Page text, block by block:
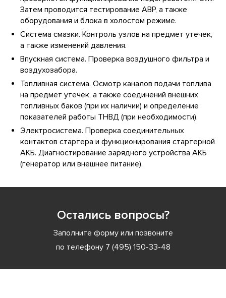
Затем проводится тестирование АВР, а также
оборудования и блока в холостом режиме.
Система смазки. Контроль узлов на предмет утечек,
а также изменений давления.
Впускная система. Проверка воздушного фильтра и
воздухозабора.
Топливная система. Осмотр каналов подачи топлива
на предмет утечек, а также соединений внешних
топливных баков (при их наличии) и определение
показателей работы ТНВД (при необходимости).
Электросистема. Проверка соединительных
контактов стартера и функционирования стартерной
АКБ. Диагностирование зарядного устройства АКБ
(генератор или внешнее питание).
Остались вопросы?
Заполните форму или позвоните
по телефону 7 (495) 150-33-48